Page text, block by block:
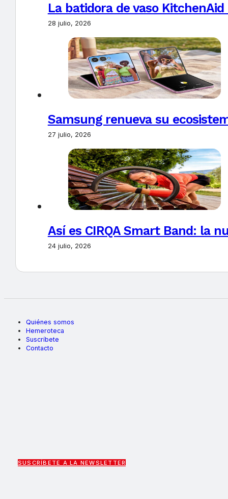
La batidora de vaso
28 julio, 2026
Samsung renueva su
27 julio, 2026
Así es CIRQA Smart Band: la
24 julio, 2026
Quiénes somos
Hemeroteca
Suscríbete
Contacto
SUSCRÍBETE A LA NEWSLETTER